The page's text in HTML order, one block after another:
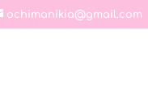
ochimanikia@gmail.com